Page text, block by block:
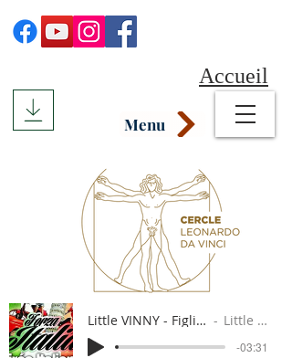
Accueil
Menu
Little VINNY - Figli dell'Italia Little Vinny
-03:31